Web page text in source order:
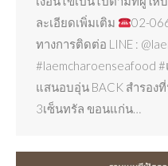
ละเอียดเพิ่มเติม
02-
ทางการติดต่อ LINE :
#laemcharoenseafood
แสนอบอุ่น BACK สำรอง
3เซ็นทรัล ขอนแก่น…